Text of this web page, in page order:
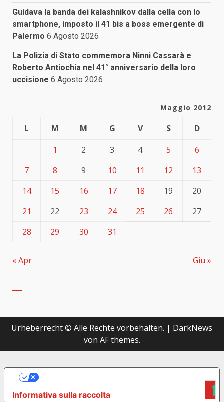
Guidava la banda dei kalashnikov dalla cella con lo
smartphone, imposto il 41 bis a boss emergente di
Palermo 6 Agosto 2026
La Polizia di Stato commemora Ninni Cassarà e
Roberto Antiochia nel 41° anniversario della loro
uccisione 6 Agosto 2026
Maggio 2012
L M M G V S
D
1
2 3 4 5
6
7
8 9 10 11 12
13
14
15 16 17 18 19
20
21
22 23 24 25 26
27
28
29 30 31
« Apr Giu »
Urheberrecht © Alle Rechte vorbehalten. | DarkNews
von AF themes.
Informativa sulla raccolta